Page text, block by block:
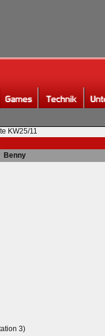
KW25/11
Benny
3)